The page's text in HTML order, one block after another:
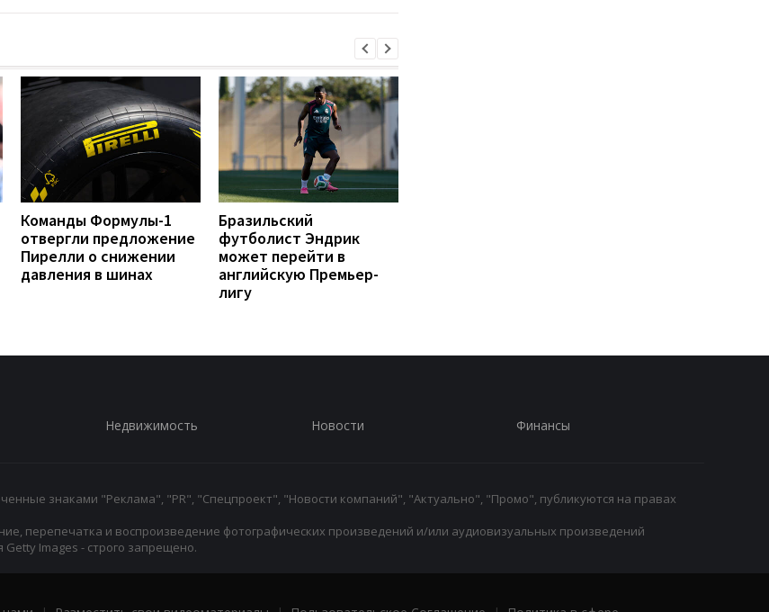
Команды Формулы-1
отвергли предложение
Пирелли о снижении
давления в шинах
Бразильский
футболист Эндрик
может перейти в
английскую Премьер-
лигу
Недвижимость Новости Финансы
знаками "Реклама", "PR", "Спецпроект", "Новости компаний", "Актуально", "Промо", публикуются на правах
перепечатка и воспроизведение фотографических произведений и/или аудиовизуальных произведений
Images - строго запрещено.